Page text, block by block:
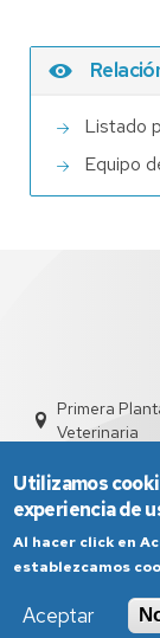
Listado
Equipo
Primera
Veterinaria
Aviso
Utilizamos
experiencia de
Al hacer click en
establezcamos
Aceptar